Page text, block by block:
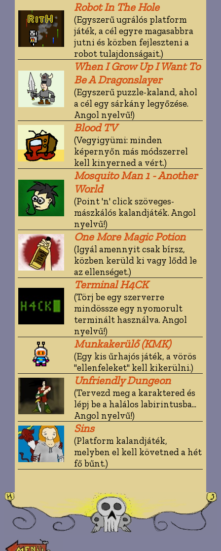
Robot In The Hole
(Egyszerű ugrálós platform
játék, a cél egyre magasabbra
jutni és közben fejleszteni a
robot tulajdonságait.)
When I Grow Up I Want To
Be A Dragonslayer
(Egyszerű puzzle-kaland, ahol
a cél egy sárkány legyőzése.
Angol nyelvű!)
Blood TV
(Vegyigyümi: minden
képernyőn más módszerrel
kell kinyerned a vért.)
Mosquito Man 1 - Another
World
(Point 'n' click szöveges-
mászkálós kalandjáték. Angol
nyelvű!)
One More Magic Potion
(Igyál amennyit csak bírsz,
közben kerüld ki vagy lődd le
az ellenséget.)
Terminal H4CK
(Törj be egy szerverre
mindössze egy nyomorult
terminált használva. Angol
nyelvű!)
Munkakerülő (KMK)
(Egy kis űrhajós játék, a vörös
"ellenfeleket" kell kikerülni.)
Unfriendly Dungeon
(Tervezd meg a karaktered és
lépj be a halálos labirintusba...
Angol nyelvű!)
Sins
(Platform kalandjáték,
melyben el kell követned a hét
fő bűnt.)